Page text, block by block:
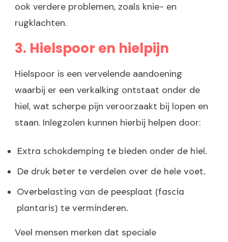
ook verdere problemen, zoals knie- en
rugklachten.
3. Hielspoor en hielpijn
Hielspoor is een vervelende aandoening
waarbij er een verkalking ontstaat onder de
hiel, wat scherpe pijn veroorzaakt bij lopen en
staan. Inlegzolen kunnen hierbij helpen door:
Extra schokdemping te bieden onder de hiel.
De druk beter te verdelen over de hele voet.
Overbelasting van de peesplaat (fascia
plantaris) te verminderen.
Veel mensen merken dat speciale